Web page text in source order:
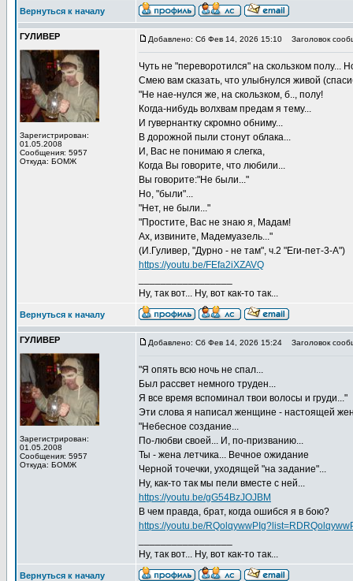
Вернуться к началу
ГУЛИВЕР
Зарегистрирован:
01.05.2008
Сообщения: 5957
Откуда: БОМЖ
Добавлено: Сб Фев 14, 2026 15:10 Заголовок
Чуть не "переворотился" на скользком полу...
Смею вам сказать, что улыбнулся живой
"Не нае-нулся же, на скользком, б.., полу!
Когда-нибудь волхвам предам я тему...
И гувернантку скромно обниму...
В дорожной пыли стонут облака...
И, Вас не понимаю я слегка,
Когда Вы говорите, что любили...
Вы говорите:"Не были..."
Но, "были"...
"Нет, не были..."
"Простите, Вас не знаю я, Мадам!
Ах, извините, Мадемуазель..."
(И.Гуливер, "Дурно - не там", ч.2 "Еги-пет-3-А")
https://youtu.be/FEfa2iXZAVQ
Ну, так вот... Ну, вот как-то так...
Вернуться к началу
ГУЛИВЕР
Зарегистрирован:
01.05.2008
Сообщения: 5957
Откуда: БОМЖ
Добавлено: Сб Фев 14, 2026 15:24 Заголовок
"Я опять всю ночь не спал...
Был рассвет немного труден...
Я все время вспоминал твои волосы и груди..."
Эти слова я написал женщине - настоящей
"Небесное создание...
По-любви своей... И, по-призванию...
Ты - жена летчика... Вечное ожидание
Черной точечки, уходящей "на задание"...
Ну, как-то так мы пели вместе с ней...
https://youtu.be/gG54BzJOJBM
В чем правда, брат, когда ошибся я в бою?
https://youtu.be/
Ну, так вот... Ну, вот как-то так...
Вернуться к началу